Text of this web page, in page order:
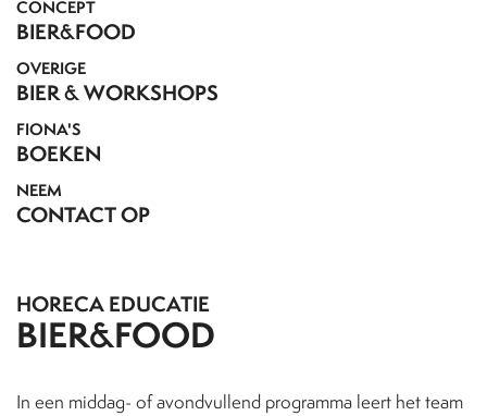
CONCEPT
BIER&FOOD
OVERIGE
BIER & WORKSHOPS
FIONA'S
BOEKEN
NEEM
CONTACT OP
HORECA EDUCATIE
BIER&FOOD
In een middag- of avondvullend programma leert het team